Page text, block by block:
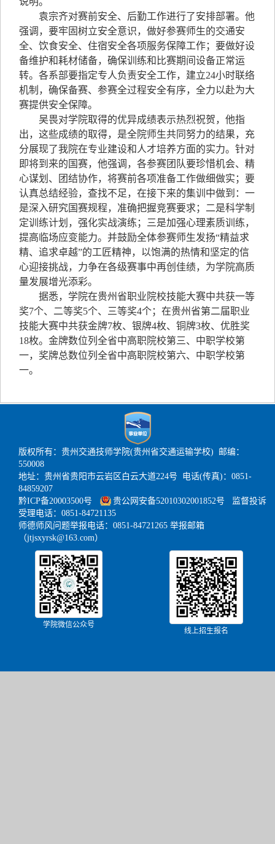
袁宗齐对赛前安全、后勤工作进行了安排部署。他
强调，要牢固树立安全意识，做好参赛师生的交通安
全、饮食安全、住宿安全各项服务保障工作；要做好设
备维护和耗材储备，确保训练和比赛期间设备正常运
转。各系部要指定专人负责安全工作，建立24小时联络
机制，确保备赛、参赛全过程安全有序，全力以赴为大
赛提供安全保障。
吴畏对学院取得的优异成绩表示热烈祝贺，他指
出，这些成绩的取得，是全院师生共同努力的结果，充
分展现了我院在专业建设和人才培养方面的实力。针对
即将到来的国赛，他强调，各参赛团队要珍惜机会、精
心谋划、团结协作，将赛前各项准备工作做细做实；要
认真总结经验，查找不足，在接下来的集训中做到：一
是深入研究国赛规程，准确把握竞赛要求；二是科学制
定训练计划，强化实战演练；三是加强心理素质训练，
提高临场应变能力。并鼓励全体参赛师生发扬“精益求
精、追求卓越”的工匠精神，以饱满的热情和坚定的信
心迎接挑战，力争在各级赛事中再创佳绩，为学院高质
量发展增光添彩。
据悉，学院在贵州省职业院校技能大赛中共获一等
奖7个、二等奖5个、三等奖4个；在贵州省第二届职业
技能大赛中共获金牌7枚、银牌4枚、铜牌3枚、优胜奖
18枚。金牌数位列全省中高职院校第三、中职学校第
一，奖牌总数位列全省中高职院校第六、中职学校第
一。
版权所有：贵州交通技师学院(贵州省交通运输学校) 邮编：
550008
地址：贵州省贵阳市云岩区白云大道224号 电话(传真)：0851-
84859207
黔ICP备20003500号
贵公网安备52010302001852号
监督投诉
受理电话：0851-84721135
师德师风问题举报电话：0851-84721265 举报邮箱
（jtjsxyrsk@163.com）
学院微信公众号
线上招生报名